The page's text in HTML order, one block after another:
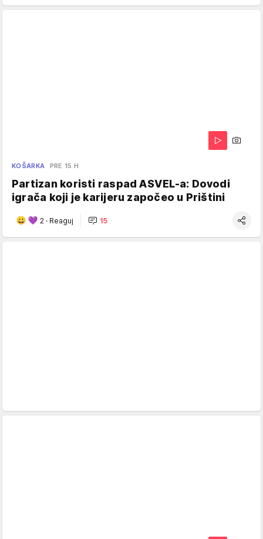
KOŠARKA PRE 15 H
Partizan koristi raspad ASVEL-a: Dovodi
igrača koji je karijeru započeo u Prištini
2 · Reaguj 15